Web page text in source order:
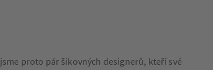
proto pár šikovných designerů, kteří své